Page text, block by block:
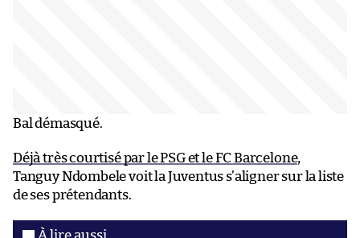
Bal démasqué.
Déjà très courtisé par le PSG et le FC Barcelone,
Tanguy Ndombele voit la Juventus s’aligner sur la liste
de ses prétendants.